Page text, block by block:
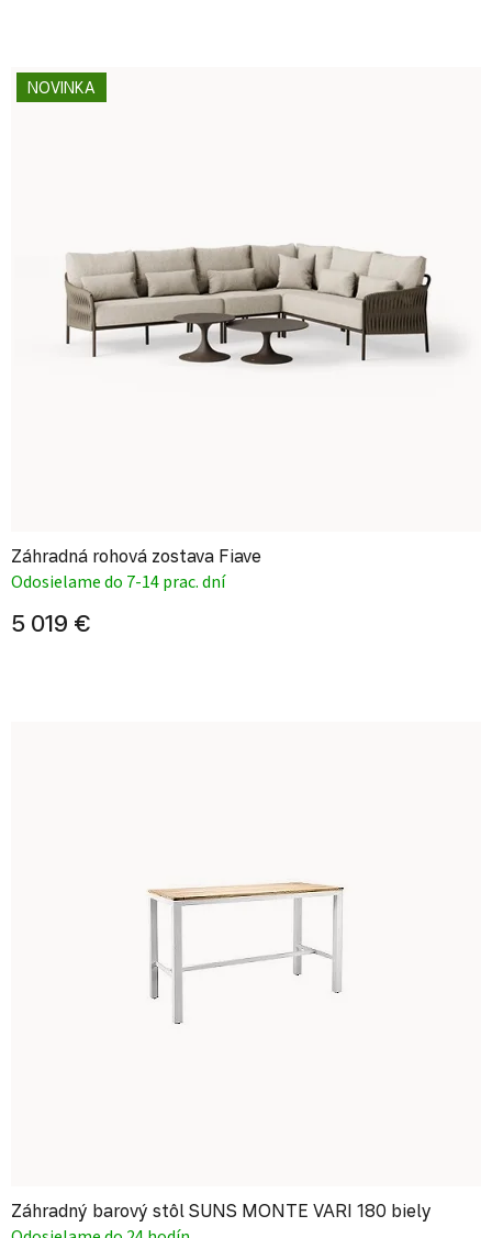
NOVINKA
Záhradná rohová zostava Fiave
Odosielame do 7-14 prac. dní
5 019 €
Záhradný barový stôl SUNS MONTE VARI 180 biely